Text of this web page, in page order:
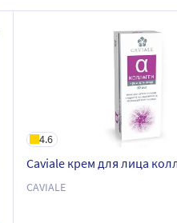
4.6
Caviale крем для лица
CAVIALE